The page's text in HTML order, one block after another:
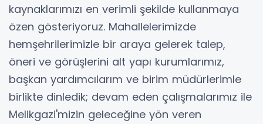
kaynaklarımızı en verimli şekilde kullanmaya
özen gösteriyoruz. Mahallelerimizde
hemşehrilerimizle bir araya gelerek talep,
öneri ve görüşlerini alt yapı kurumlarımız,
başkan yardımcılarım ve birim müdürlerimle
birlikte dinledik; devam eden çalışmalarımız ile
Melikgazi'mizin geleceğine yön veren